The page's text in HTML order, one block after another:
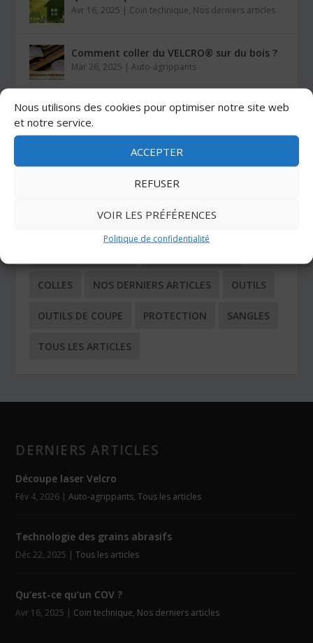
Nous utilisons des cookies pour optimiser notre site web
et notre service.
ACCEPTER
REFUSER
VOIR LES PRÉFÉRENCES
Politique de confidentialité
Avr 16, 2025 | Coin technique, Nos derniers articles
Comment coller du VELCRO® sur du bois ?
Mar 26, 2025 |Auto-agrippants
Les colles Stratogrip X15 et X25
Jan 27, 2025
COLLES NOS DERNIERS ARTICLES OUTILS
OUTILS DE COUPE PROTECTION SANGLES
TOUS LES ARTICLES
DERNIERS ARTICLES
Découpe laser Velcro
Fév 4, 2026 |Auto-agrippants,Tous les articles
Technologie des grains abrasifs
Déc 22, 2025 |Tous les articles
Qu’est-ce qu’un COV ?
Avr 16, 2025 | Coin technique, Nos derniers articles